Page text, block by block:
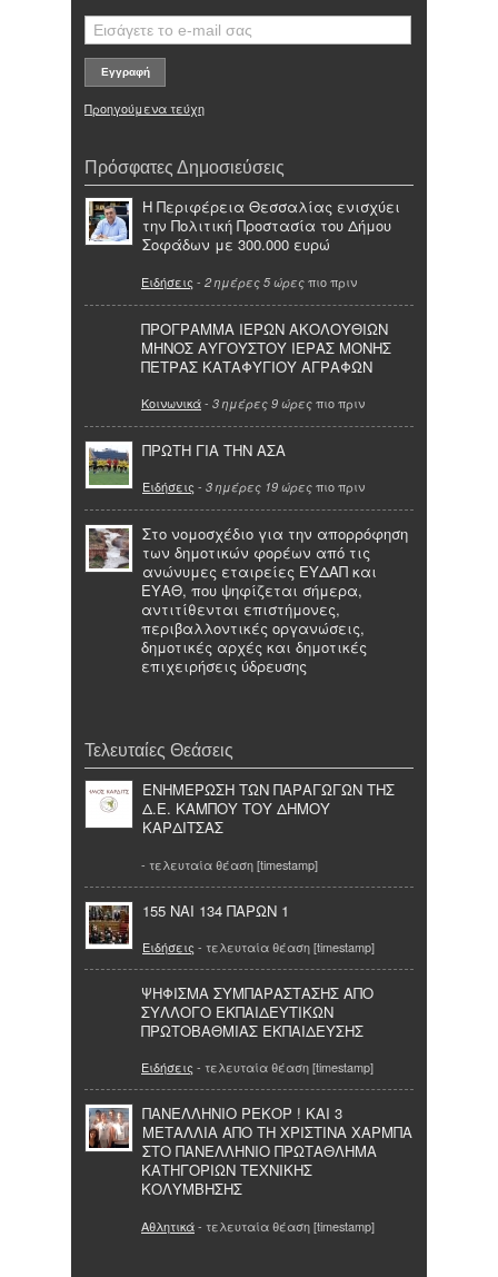
Προηγούμενα τεύχη
Πρόσφατες Δημοσιεύσεις
Η Περιφέρεια Θεσσαλίας ενισχύει
την Πολιτική Προστασία του Δήμου
Σοφάδων με 300.000 ευρώ
Ειδήσεις - 2 ημέρες 5 ώρες πιο πριν
ΠΡΟΓΡΑΜΜΑ ΙΕΡΩΝ ΑΚΟΛΟΥΘΙΩΝ
ΜΗΝΟΣ ΑΥΓΟΥΣΤΟΥ ΙΕΡΑΣ ΜΟΝΗΣ
ΠΕΤΡΑΣ ΚΑΤΑΦΥΓΙΟΥ ΑΓΡΑΦΩΝ
Κοινωνικά- 3 ημέρες 9 ώρες πιο πριν
ΠΡΩΤΗ ΓΙΑ ΤΗΝ ΑΣΑ
Ειδήσεις - 3 ημέρες 19 ώρες πιο πριν
Στο νομοσχέδιο για την απορρόφηση
των δημοτικών φορέων από τις
ανώνυμες εταιρείες ΕΥΔΑΠ και
ΕΥΑΘ, που ψηφίζεται σήμερα,
αντιτίθενται επιστήμονες,
περιβαλλοντικές οργανώσεις,
δημοτικές αρχές και δημοτικές
επιχειρήσεις ύδρευσης
Τελευταίες Θεάσεις
ΕΝΗΜΕΡΩΣΗ ΤΩΝ ΠΑΡΑΓΩΓΩΝ ΤΗΣ
Δ.Ε. ΚΑΜΠΟΥ ΤΟΥ ΔΗΜΟΥ
ΚΑΡΔΙΤΣΑΣ
- τελευταία θέαση [timestamp]
155 ΝΑΙ 134 ΠΑΡΩΝ 1
Ειδήσεις - τελευταία θέαση [timestamp]
ΨΗΦΙΣΜΑ ΣΥΜΠΑΡΑΣΤΑΣΗΣ AΠΟ
ΣΥΛΛΟΓΟ ΕΚΠΑΙΔΕΥΤΙΚΩΝ
ΠΡΩΤΟΒΑΘΜΙΑΣ ΕΚΠΑΙΔΕΥΣΗΣ
Ειδήσεις - τελευταία θέαση [timestamp]
ΠΑΝΕΛΛΗΝΙΟ ΡΕΚΟΡ ! ΚΑΙ 3
ΜΕΤΑΛΛΙΑ ΑΠΟ ΤΗ ΧΡΙΣΤΙΝΑ ΧΑΡΜΠΑ
ΣΤΟ ΠΑΝΕΛΛΗΝΙΟ ΠΡΩΤΑΘΛΗΜΑ
ΚΑΤΗΓΟΡΙΩΝ ΤΕΧΝΙΚΗΣ
ΚΟΛΥΜΒΗΣΗΣ
Αθλητικά- τελευταία θέαση [timestamp]